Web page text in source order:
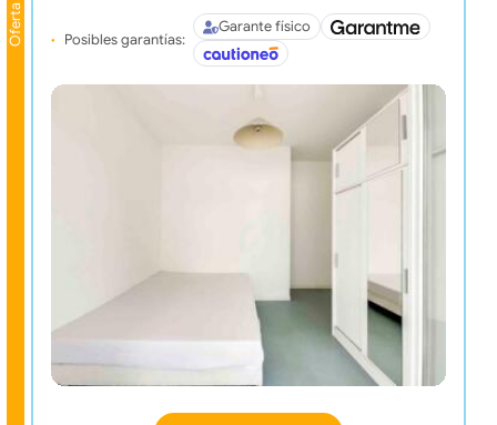
Oferta Posibles garantías:
Garante físico